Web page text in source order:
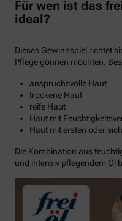
Für wen ist das
ideal?
Dieses Gewinnspiel richtet
Pflege gönnen möchten.
anspruchsvolle Haut
trockene Haut
reife Haut
Haut mit
Haut mit ersten oder
Die Kombination aus
und intensiv pflegendem Öl